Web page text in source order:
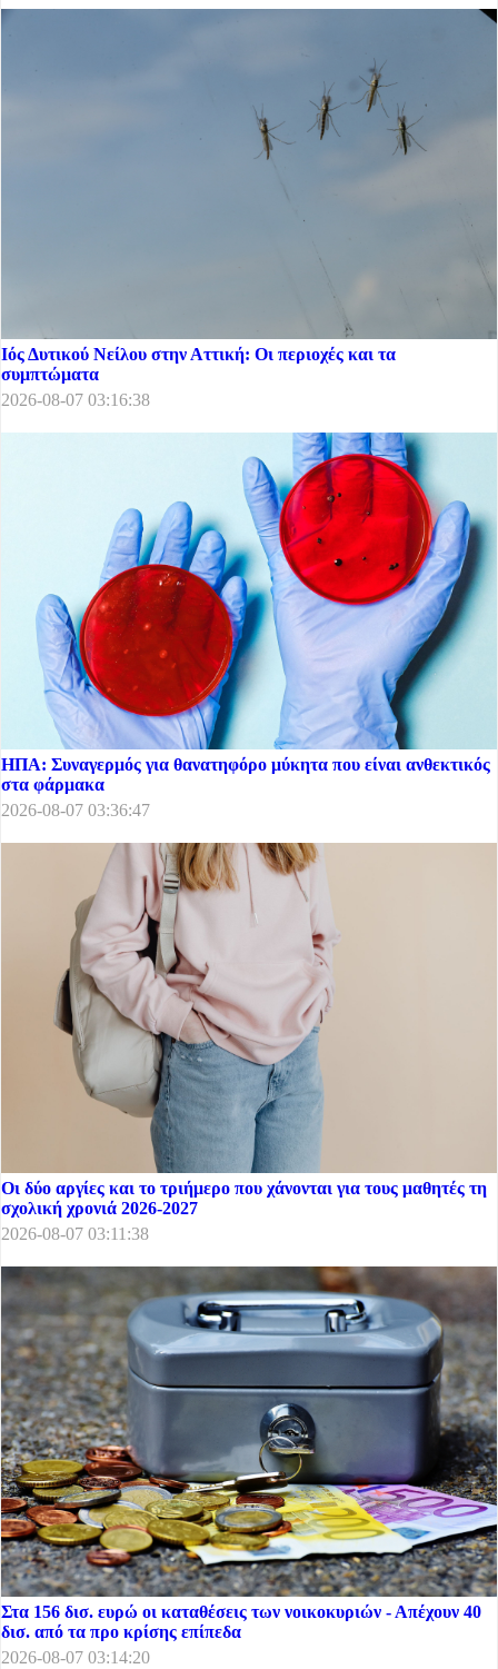
Ιός Δυτικού Νείλου στην Αττική: Οι περιοχές και τα
συμπτώματα
2026-08-07 03:16:38
ΗΠΑ: Συναγερμός για θανατηφόρο μύκητα που είναι ανθεκτικός
στα φάρμακα
2026-08-07 03:36:47
Οι δύο αργίες και το τριήμερο που χάνονται για τους μαθητές τη
σχολική χρονιά 2026-2027
2026-08-07 03:11:38
Στα 156 δισ. ευρώ οι καταθέσεις των νοικοκυριών - Απέχουν 40
δισ. από τα προ κρίσης επίπεδα
2026-08-07 03:14:20